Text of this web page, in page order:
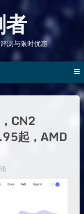
者
测与限时优惠
CN2
起，AMD